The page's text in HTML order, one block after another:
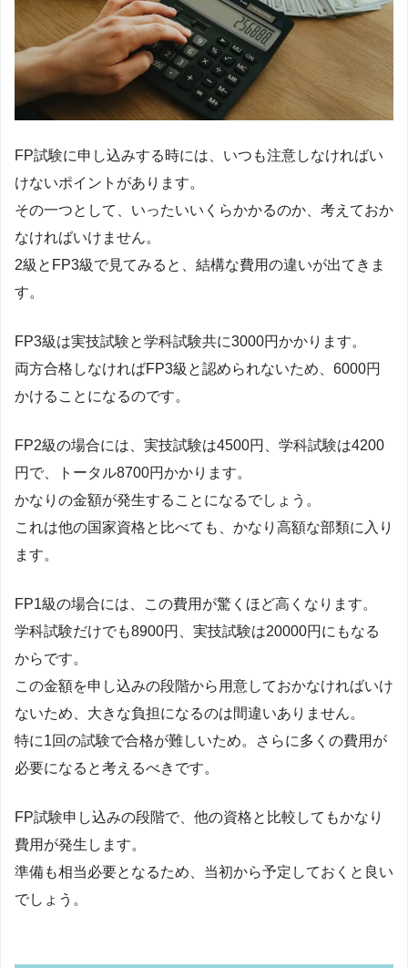
FP試験に申し込みする時には、いつも注意しなければい
けないポイントがあります。
その一つとして、いったいいくらかかるのか、考えておか
なければいけません。
2級とFP3級で見てみると、結構な費用の違いが出てきま
す。
FP3級は実技試験と学科試験共に3000円かかります。
両方合格しなければFP3級と認められないため、6000円
かけることになるのです。
FP2級の場合には、実技試験は4500円、学科試験は4200
円で、トータル8700円かかります。
かなりの金額が発生することになるでしょう。
これは他の国家資格と比べても、かなり高額な部類に入り
ます。
FP1級の場合には、この費用が驚くほど高くなります。
学科試験だけでも8900円、実技試験は20000円にもなる
からです。
この金額を申し込みの段階から用意しておかなければいけ
ないため、大きな負担になるのは間違いありません。
特に1回の試験で合格が難しいため。さらに多くの費用が
必要になると考えるべきです。
FP試験申し込みの段階で、他の資格と比較してもかなり
費用が発生します。
準備も相当必要となるため、当初から予定しておくと良い
でしょう。